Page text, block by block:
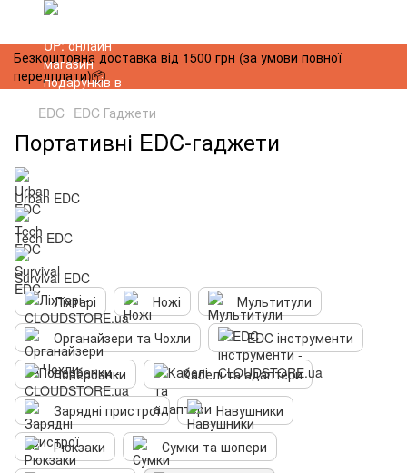
Безкоштовна доставка від 1500 грн (за умови повної
передплати)📦
EDC EDC Гаджети
Портативні EDC-гаджети
Urban EDC
Tech EDC
Survival EDC
Ліхтарі
Ножі
Мультитули
Органайзери та Чохли
EDC інструменти
Повербанки
Кабелі та адаптери
Зарядні пристрої
Навушники‌
Рюкзаки
Сумки та шопери